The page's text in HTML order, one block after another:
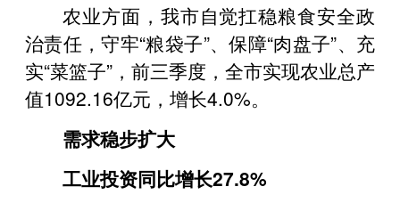
农业方面，我市自觉扛稳粮食安全政
治责任，守牢“粮袋子”、保障“肉盘子”、充
实“菜篮子”，前三季度，全市实现农业总产
值1092.16亿元，增长4.0%。
需求稳步扩大
工业投资同比增长27.8%